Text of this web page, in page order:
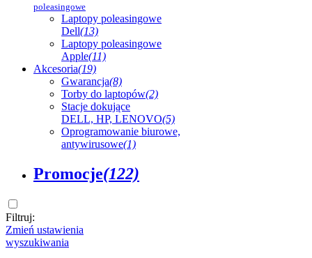
poleasingowe
Laptopy poleasingowe
Dell(13)
Laptopy poleasingowe
Apple(11)
Akcesoria(19)
Gwarancja(8)
Torby do laptopów(2)
Stacje dokujące
DELL, HP, LENOVO(5)
Oprogramowanie biurowe,
antywirusowe(1)
Promocje(122)
Filtruj:
Zmień ustawienia
wyszukiwania